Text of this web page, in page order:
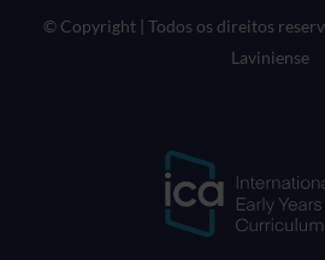
© Copyright | Todos os direitos
Laviniense